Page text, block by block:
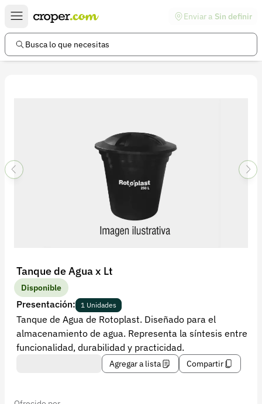
Enviar a Sin definir
Busca lo que necesitas
Tanque de Agua x Lt
Disponible
Presentación: 1 Unidades
Tanque de Agua de Rotoplast. Diseñado para el
almacenamiento de agua. Representa la síntesis entre
funcionalidad, durabilidad y practicidad.
Agregar a lista Compartir
Enlaces de interés
Preguntas frecuentes
Política de devoluciones
Política de privacidad
Recuperar contraseña
Contacto
Soporte
+57 323 2931928
Versión 5.45.0